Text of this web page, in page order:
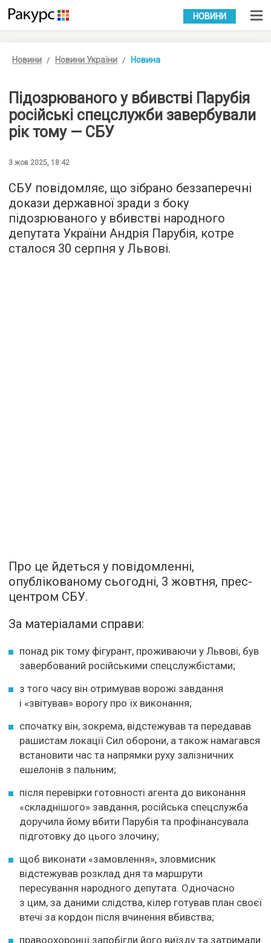
УКР РУС
НОВИНИ
Новини Новини України Новина
Підозрюваного у вбивстві Парубія
російські спецслужби завербували
рік тому — СБУ
3 жов 2025, 18:42
СБУ повідомляє, що зібрано беззаперечні
докази державної зради з боку
підозрюваного у вбивстві народного
депутата України Андрія Парубія, котре
сталося 30 серпня у Львові.
Про це йдеться у повідомленні,
опублікованому сьогодні, 3 жовтня, прес-
центром СБУ.
За матеріалами справи:
понад рік тому фігурант, проживаючи у Львові, був
завербований російськими спецслужбістами;
з того часу він отримував ворожі завдання
і «звітував» ворогу про їх виконання;
спочатку він, зокрема, відстежував та передавав
рашистам локації Сил оборони, а також намагався
встановити час та напрямки руху залізничних
ешелонів з пальним;
після перевірки готовності агента до виконання
«складнішого» завдання, російська спецслужба
доручила йому вбити Парубія та профінансувала
підготовку до цього злочину;
щоб виконати «замовлення», зловмисник
відстежував розклад дня та маршрути
пересування народного депутата. Одночасно
з цим, за даними слідства, кілер готував план своєї
втечі за кордон після вчинення вбивства;
правоохоронці запобігли його виїзду та затримали